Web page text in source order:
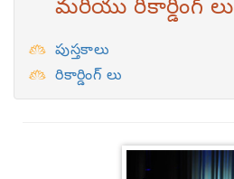
మరియు రికార్డింగ్ లు
పుస్తకాలు
రికార్డింగ్ లు